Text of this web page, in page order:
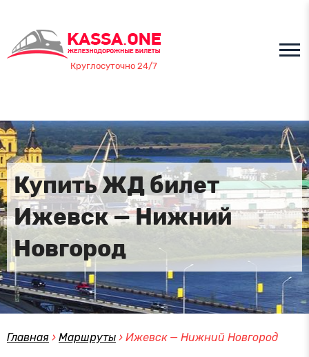
Круглосуточно 24/7
Купить ЖД билет
Ижевск — Нижний
Новгород
Главная › Маршруты › Ижевск — Нижний Новгород